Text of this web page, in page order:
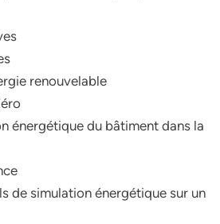
renouvelable
énergétique du bâtiment dans la
de simulation énergétique sur un